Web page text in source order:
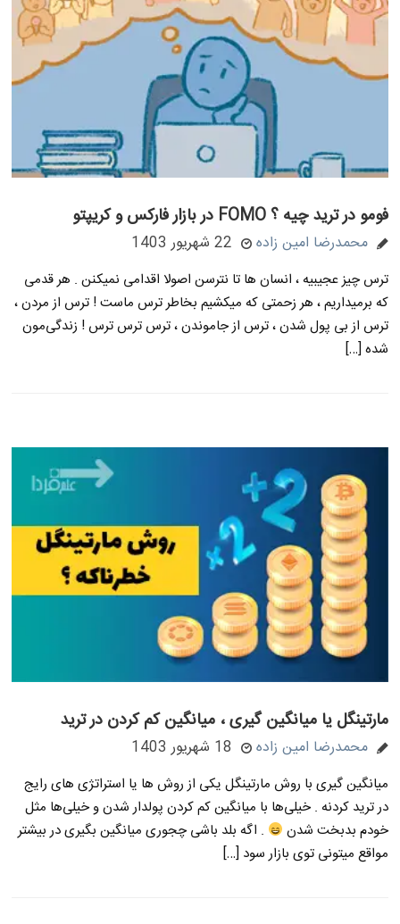
فومو در ترید چیه ؟ FOMO در بازار فارکس و کریپتو
محمدرضا امین زاده 22 شهریور 1403
ترس چیز عجیبیه ، انسان ها تا نترسن اصولا اقدامی نمیکنن . هر قدمی
که برمیداریم ، هر زحمتی که میکشیم بخاطر ترس ماست ! ترس از مردن ،
ترس از بی پول شدن ، ترس از جاموندن ، ترس ترس ترس ! زندگی‌مون
شده […]
مارتینگل یا میانگین گیری ، میانگین کم کردن در ترید
محمدرضا امین زاده 18 شهریور 1403
میانگین گیری با روش مارتینگل یکی از روش ها یا استراتژی های رایج
در ترید کردنه . خیلی‌ها با میانگین کم کردن پولدار شدن و خیلی‌ها مثل
خودم بدبخت شدن
. اگه بلد باشی چجوری میانگین بگیری در بیشتر
مواقع میتونی توی بازار سود […]